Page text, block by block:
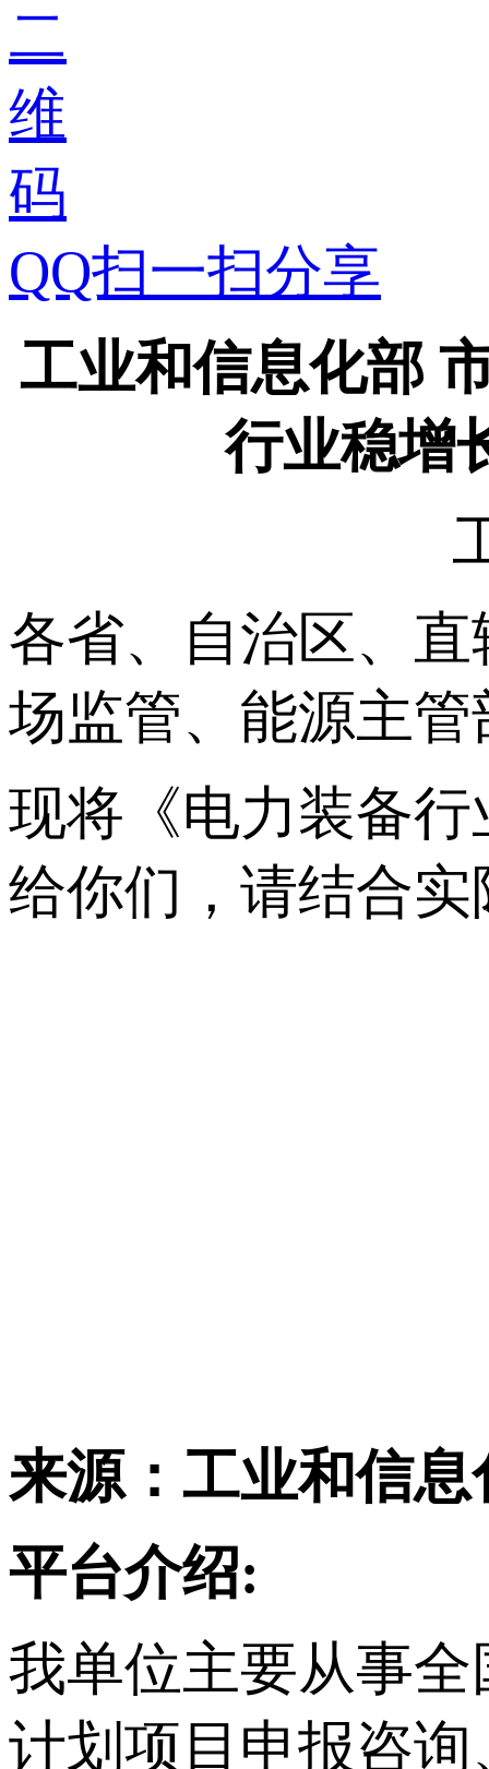
QQ扫一扫分享
工业和信息化部
行业稳增
各省、自治区、
场监管、能源主
现将《电力装备行
给你们，请结合
来源：工业和信息
平台介绍:
我单位主要从事全
计划项目申报咨